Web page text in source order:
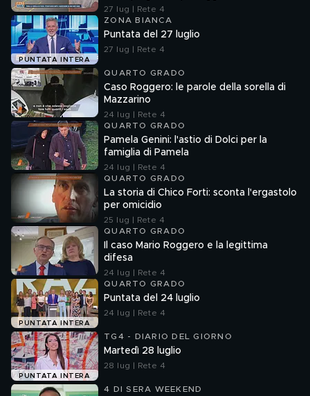
baby gang
27 lug | Rete 4
PUNTATA INTERA
ZONA BIANCA
Puntata del 27 luglio
27 lug | Rete 4
QUARTO GRADO
Caso Roggero: le parole della sorella di
Mazzarino
24 lug | Rete 4
QUARTO GRADO
Pamela Genini: l'astio di Dolci per la
famiglia di Pamela
24 lug | Rete 4
QUARTO GRADO
La storia di Chico Forti: sconta l'ergastolo
per omicidio
25 lug | Rete 4
QUARTO GRADO
Il caso Mario Roggero e la legittima
difesa
24 lug | Rete 4
PUNTATA INTERA
QUARTO GRADO
Puntata del 24 luglio
24 lug | Rete 4
PUNTATA INTERA
TG4 - DIARIO DEL GIORNO
Martedì 28 luglio
28 lug | Rete 4
4 DI SERA WEEKEND